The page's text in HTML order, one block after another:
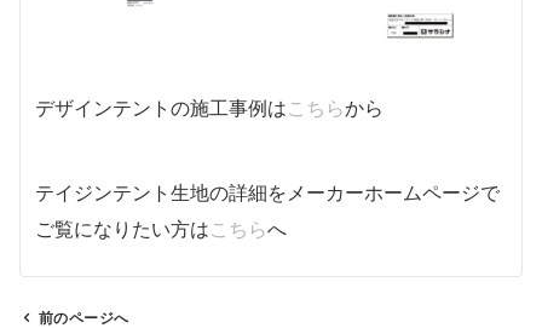
デザインテントの施工事例はこちらから
テイジンテント生地の詳細をメーカーホームページで
ご覧になりたい方はこちらへ
前のページへ